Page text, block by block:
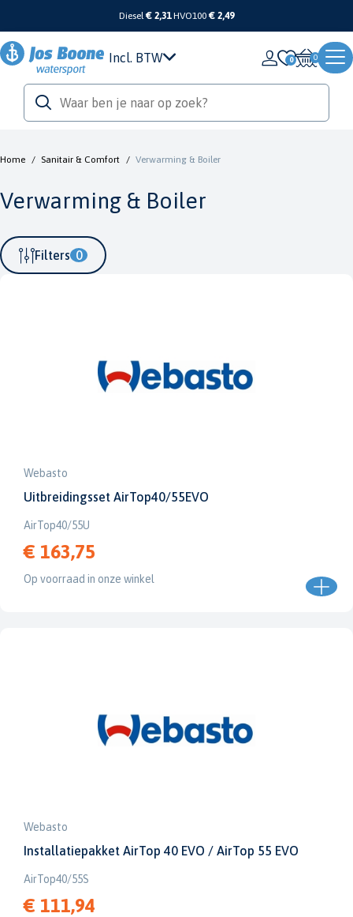
Diesel€ 2,31 HVO100 € 2,49
Incl. BTW 0
Home / Sanitair & Comfort / Verwarming & Boiler
Verwarming & Boiler
Filters 0
Webasto
Uitbreidingsset AirTop40/55EVO
AirTop40/55U
€ 163,75
Op voorraad in onze winkel
Webasto
Installatiepakket AirTop 40 EVO / AirTop 55 EVO
AirTop40/55S
€ 111,94